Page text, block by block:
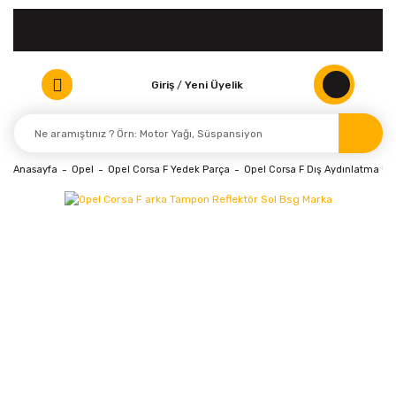
Giriş / Yeni Üyelik
Anasayfa Opel Opel Corsa F Yedek Parça Opel Corsa F Dış Aydınlatma